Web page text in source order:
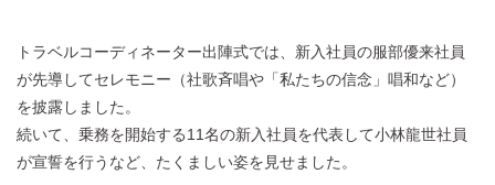
トラベルコーディネーター出陣式では、新入社員の服部優来社員
が先導してセレモニー（社歌斉唱や「私たちの信念」唱和など）
を披露しました。
続いて、乗務を開始する11名の新入社員を代表して小林龍世社員
が宣誓を行うなど、たくましい姿を見せました。